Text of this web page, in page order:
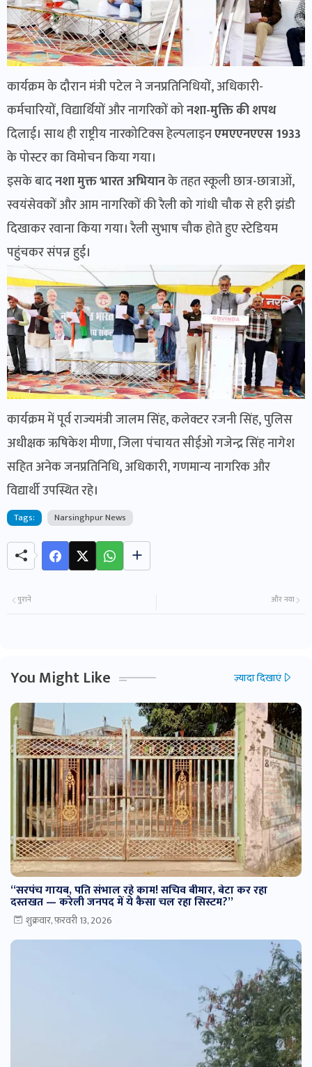
कार्यक्रम के दौरान मंत्री पटेल ने जनप्रतिनिधियों, अधिकारी-
कर्मचारियों, विद्यार्थियों और नागरिकों कोनशा-मुक्ति की शपथ
दिलाई। साथ ही राष्ट्रीय नारकोटिक्स हेल्पलाइनएमएएनएएस 1933
के पोस्टर का विमोचन किया गया।
इसके बादनशा मुक्त भारत अभियानके तहत स्कूली छात्र-छात्राओं,
स्वयंसेवकों और आम नागरिकों की रैली को गांधी चौक से हरी झंडी
दिखाकर रवाना किया गया। रैली सुभाष चौक होते हुए स्टेडियम
पहुंचकर संपन्न हुई।
कार्यक्रम में पूर्व राज्यमंत्री जालम सिंह, कलेक्टर रजनी सिंह, पुलिस
अधीक्षक ऋषिकेश मीणा, जिला पंचायत सीईओ गजेन्द्र सिंह नागेश
सहित अनेक जनप्रतिनिधि, अधिकारी, गणमान्य नागरिक और
विद्यार्थी उपस्थित रहे।
Tags: Narsinghpur News
और नया
पुराने
You Might Like ज़्यादा दिखाएं
“सरपंच गायब, पति संभाल रहे काम! सचिव बीमार, बेटा कर रहा
दस्तखत — करेली जनपद में ये कैसा चल रहा सिस्टम?”
शुक्रवार, फ़रवरी 13, 2026